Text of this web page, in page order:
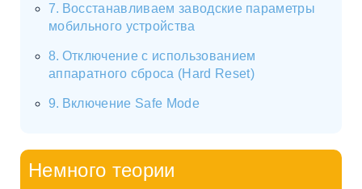
Восстанавливаем заводские параметры
мобильного устройства
Отключение с использованием
аппаратного сброса (Hard Reset)
Включение Safe Mode
Немного теории